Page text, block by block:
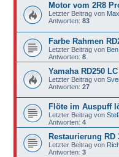
Motor vom 2R8
Letzter Beitrag von Max
Antworten: 83
Farbe Rahmen
Letzter Beitrag von Ben
Antworten: 8
Yamaha RD250
Letzter Beitrag von
Antworten: 27
Flöte im Auspuff
Letzter Beitrag von
Antworten: 4
Restaurierung RD
Letzter Beitrag von
Antworten: 3